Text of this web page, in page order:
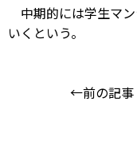
中期的には学生マ
いくという。
←前の記事